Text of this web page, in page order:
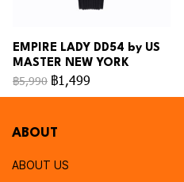
EMPIRE LADY DD54 by US
MASTER NEW YORK
฿5,990 ฿1,499
ABOUT
ABOUT US